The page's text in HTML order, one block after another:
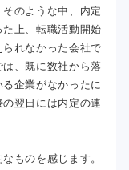
のような中、内定
上、転職活動開始
れなかった会社で
、既に数社から落
企業がなかったに
翌日には内定の連
ものを感じます。